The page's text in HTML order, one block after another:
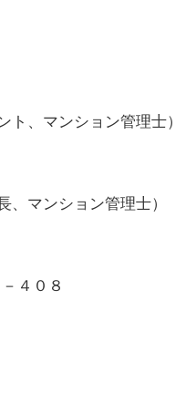
、マンション管理士）
マンション管理士）
４０８